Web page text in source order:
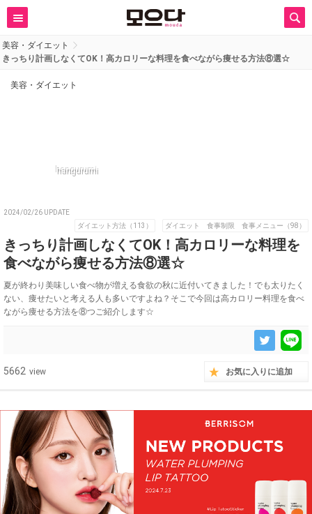
美容・ダイエット
きっちり計画しなくてOK！高カロリーな料理を食べながら痩せる方法⑧選☆
美容・ダイエット
hangurumi
2024/02/26 UPDATE
ダイエット方法（113）
ダイエット 食事制限 食事メニュー（98）
きっちり計画しなくてOK！高カロリーな料理を
食べながら痩せる方法⑧選☆
夏が終わり美味しい食べ物が増える食欲の秋に近付いてきました！でも太りたく
ない、痩せたいと考える人も多いですよね？そこで今回は高カロリー料理を食べ
ながら痩せる方法を⑧つご紹介します☆
5662 view お気に入りに追加